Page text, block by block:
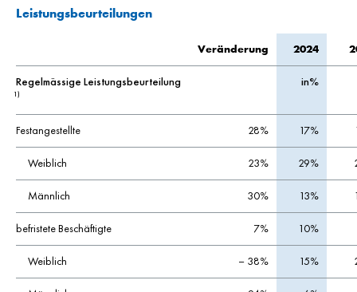
Leistungsbeurteilungen
Veränderung 2024
Regelmässige Leistungsbeurteilung
1)
in%
Festangestellte 28% 17%
Weiblich 23% 29%
Männlich 30% 13%
befristete Beschäftigte 7% 10%
Weiblich – 38% 15%